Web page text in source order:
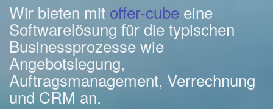
Wir bieten mit offer-cube eine
Softwarelösung für die typischen
Businessprozesse wie
Angebotslegung,
Auftragsmanagement, Verrechnung
und CRM an.